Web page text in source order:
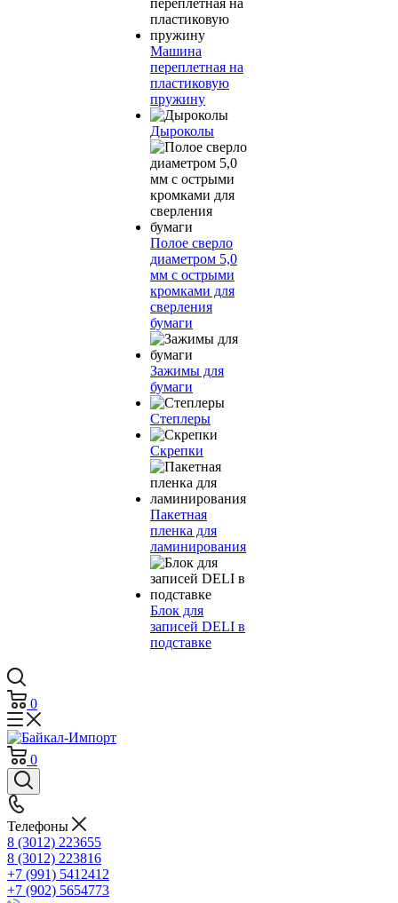
Машина
переплетная на
пластиковую
пружину
Дыроколы
Полое сверло
диаметром 5,0
мм с острыми
кромками для
сверления
бумаги
Зажимы для
бумаги
Степлеры
Скрепки
Пакетная
пленка для
ламинирования
Блок для
записей DELI в
подставке
0
0
Телефоны
8 (3012) 223655
8 (3012) 223816
+7 (991) 5412412
+7 (902) 5654773